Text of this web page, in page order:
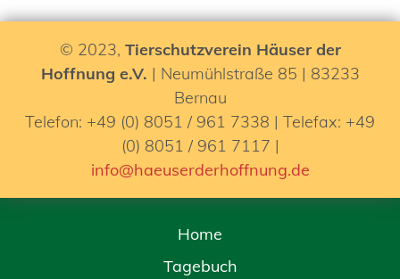
© 2023, Tierschutzverein Häuser der
Hoffnung e.V. | Neumühlstraße 85 | 83233
Bernau
Telefon: +49 (0) 8051 / 961 7338 | Telefax: +49
(0) 8051 / 961 7117 |
info@haeuserderhoffnung.de
Home
Tagebuch